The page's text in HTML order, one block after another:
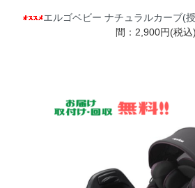
エルゴベビー ナチュラルカーブ(
間：2,900円(税込)